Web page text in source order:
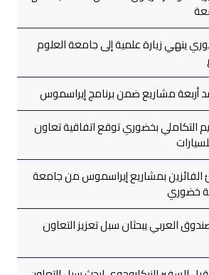
ينهي زيارة علمية إلى جامعة العلوم
أربعة مشاريع ضمن برنامج إيراسموس
التكاملي بخضوري توقع اتفاقية تعاون
الفائزين بمشاريع إيراسموس من جامعة
خضوري
العربي يبحثان سبل تعزيز التعاون